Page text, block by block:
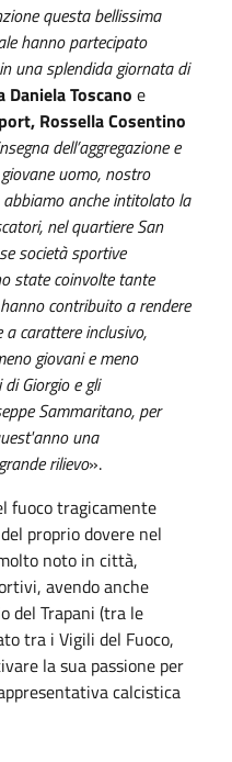
questa bellissima
hanno partecipato
una splendida giornata di
Daniela Toscano e
Rossella Cosentino
dell’aggregazione e
uomo, nostro
anche intitolato la
nel quartiere San
società sportive
state coinvolte tante
contribuito a rendere
carattere inclusivo,
giovani e meno
Giorgio e gli
Sammaritano, per
una
rilievo».
fuoco tragicamente
proprio dovere nel
noto in città,
avendo anche
del Trapani (tra le
tra i Vigili del Fuoco,
la sua passione per
calcistica